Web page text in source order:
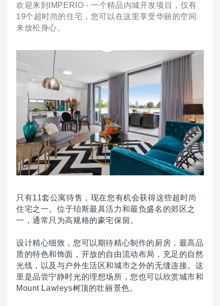
欢迎来到IMPERIO - 一个精品内城开发项目，仅有
19个超时尚的住宅，您可以在这里享受华丽的空间
来放松身心。
只有11套公寓待售，现在您有机会获得这些超时尚
住宅之一。 位于珀斯最具活力和最负盛名的郊区之
一，通常只为高规格的豪宅保留。
设计精心细致，您可以期待精心制作的厨房，最高品
质的特色和饰面，开放的自由流动布局，充足的自然
光线，以及与户外生活区和城市之外的无缝连接。这
里是品尝宁静时光的理想场所，您也可以欣赏城市和
Mount Lawleys树顶的壮丽景色。